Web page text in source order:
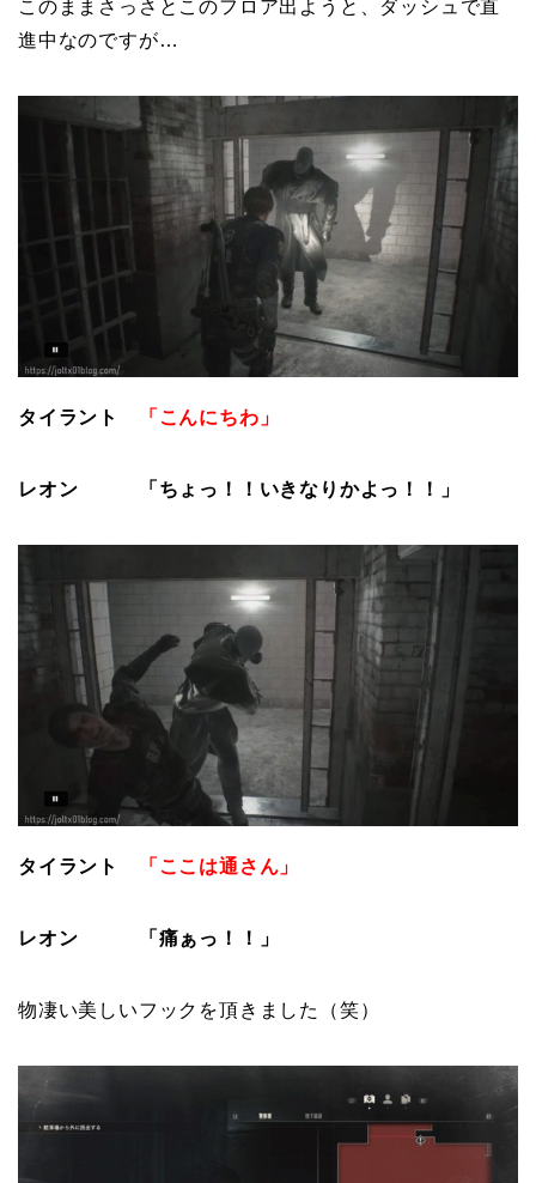
このままさっさとこのフロア出ようと、ダッシュで直
進中なのですが…
タイラント 「こんにちわ」
レオン 「ちょっ！！いきなりかよっ！！」
タイラント 「ここは通さん」
レオン 「痛ぁっ！！」
物凄い美しいフックを頂きました（笑）